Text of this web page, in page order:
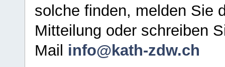
solche finden, melden Sie
Mitteilung oder schreiben
Mail info@kath-zdw.ch